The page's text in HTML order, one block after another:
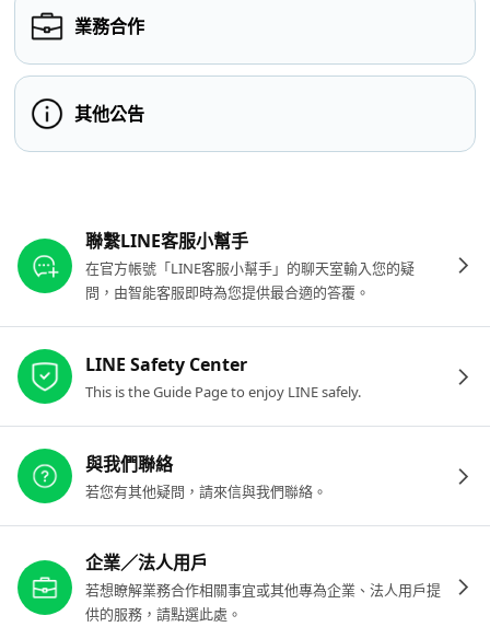
業務合作
其他公告
聯繫LINE客服小幫手
在官方帳號「LINE客服小幫手」的聊天室輸入您的疑
問，由智能客服即時為您提供最合適的答覆。
LINE Safety Center
This is the Guide Page to enjoy LINE safely.
與我們聯絡
若您有其他疑問，請來信與我們聯絡。
企業／法人用戶
若想瞭解業務合作相關事宜或其他專為企業、法人用戶提
供的服務，請點選此處。